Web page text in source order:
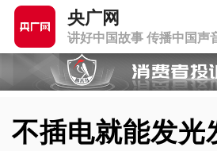
央广网
讲好中国故事 传播中国声
不插电就能发光